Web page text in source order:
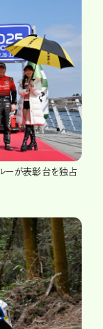
ーが表彰台を独占